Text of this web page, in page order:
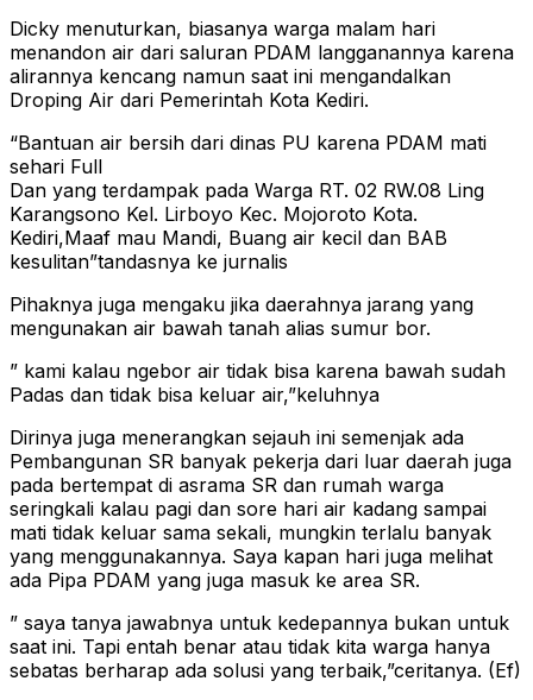
Dicky menuturkan, biasanya warga malam hari
menandon air dari saluran PDAM langganannya karena
alirannya kencang namun saat ini mengandalkan
Droping Air dari Pemerintah Kota Kediri.
“Bantuan air bersih dari dinas PU karena PDAM mati
sehari Full
Dan yang terdampak pada Warga RT. 02 RW.08 Ling
Karangsono Kel. Lirboyo Kec. Mojoroto Kota.
Kediri,Maaf mau Mandi, Buang air kecil dan BAB
kesulitan”tandasnya ke jurnalis
Pihaknya juga mengaku jika daerahnya jarang yang
mengunakan air bawah tanah alias sumur bor.
” kami kalau ngebor air tidak bisa karena bawah sudah
Padas dan tidak bisa keluar air,”keluhnya
Dirinya juga menerangkan sejauh ini semenjak ada
Pembangunan SR banyak pekerja dari luar daerah juga
pada bertempat di asrama SR dan rumah warga
seringkali kalau pagi dan sore hari air kadang sampai
mati tidak keluar sama sekali, mungkin terlalu banyak
yang menggunakannya. Saya kapan hari juga melihat
ada Pipa PDAM yang juga masuk ke area SR.
” saya tanya jawabnya untuk kedepannya bukan untuk
saat ini. Tapi entah benar atau tidak kita warga hanya
sebatas berharap ada solusi yang terbaik,”ceritanya. (Ef)